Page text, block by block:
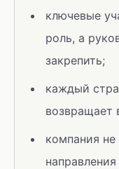
ключевые
роль, а
закрепить;
каждый
возвращает
компания не